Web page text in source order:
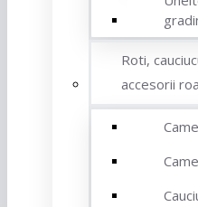
Roti,
accesorii